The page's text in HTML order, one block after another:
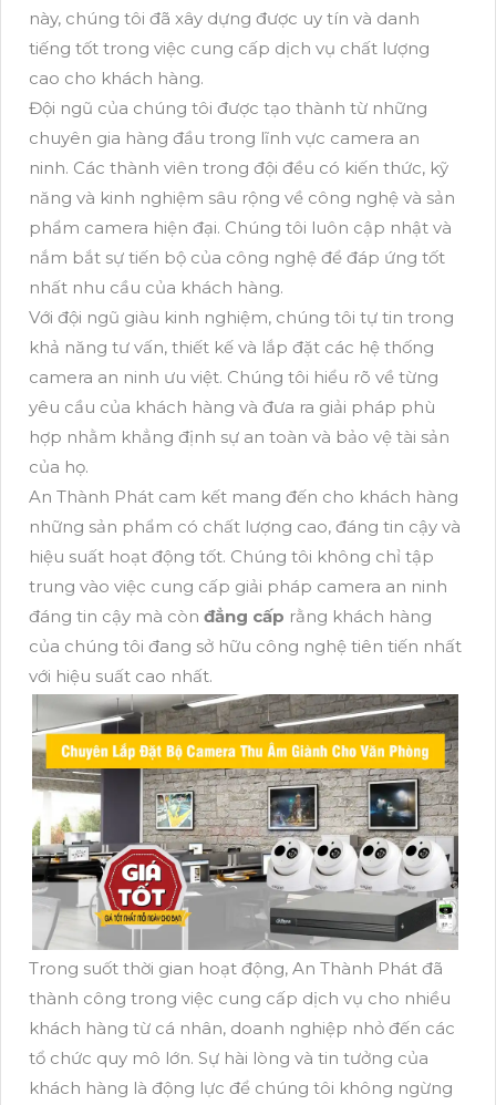
này, chúng tôi đã xây dựng được uy tín và danh
tiếng tốt trong việc cung cấp dịch vụ chất lượng
cao cho khách hàng.
Đội ngũ của chúng tôi được tạo thành từ những
chuyên gia hàng đầu trong lĩnh vực camera an
ninh. Các thành viên trong đội đều có kiến thức, kỹ
năng và kinh nghiệm sâu rộng về công nghệ và sản
phẩm camera hiện đại. Chúng tôi luôn cập nhật và
nắm bắt sự tiến bộ của công nghệ để đáp ứng tốt
nhất nhu cầu của khách hàng.
Với đội ngũ giàu kinh nghiệm, chúng tôi tự tin trong
khả năng tư vấn, thiết kế và lắp đặt các hệ thống
camera an ninh ưu việt. Chúng tôi hiểu rõ về từng
yêu cầu của khách hàng và đưa ra giải pháp phù
hợp nhằm khẳng định sự an toàn và bảo vệ tài sản
của họ.
An Thành Phát cam kết mang đến cho khách hàng
những sản phẩm có chất lượng cao, đáng tin cậy và
hiệu suất hoạt động tốt. Chúng tôi không chỉ tập
trung vào việc cung cấp giải pháp camera an ninh
đáng tin cậy mà còn đẳng cấp rằng khách hàng
của chúng tôi đang sở hữu công nghệ tiên tiến nhất
với hiệu suất cao nhất.
Trong suốt thời gian hoạt động, An Thành Phát đã
thành công trong việc cung cấp dịch vụ cho nhiều
khách hàng từ cá nhân, doanh nghiệp nhỏ đến các
tổ chức quy mô lớn. Sự hài lòng và tin tưởng của
khách hàng là động lực để chúng tôi không ngừng